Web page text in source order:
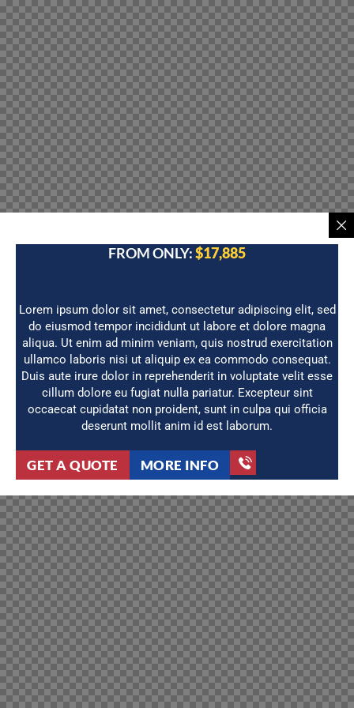
FROM ONLY:$17,885
Lorem ipsum dolor sit amet, consectetur adipiscing elit, sed
do eiusmod tempor incididunt ut labore et dolore magna
aliqua. Ut enim ad minim veniam, quis nostrud exercitation
ullamco laboris nisi ut aliquip ex ea commodo consequat.
Duis aute irure dolor in reprehenderit in voluptate velit esse
cillum dolore eu fugiat nulla pariatur. Excepteur sint
occaecat cupidatat non proident, sunt in culpa qui officia
deserunt mollit anim id est laborum.
GET A QUOTE MORE INFO